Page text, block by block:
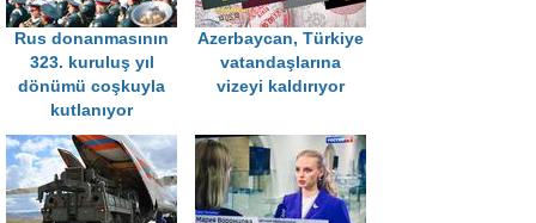
Rus donanmasının
323. kuruluş yıl
dönümü coşkuyla
kutlanıyor
Azerbaycan, Türkiye
vatandaşlarına
vizeyi kaldırıyor